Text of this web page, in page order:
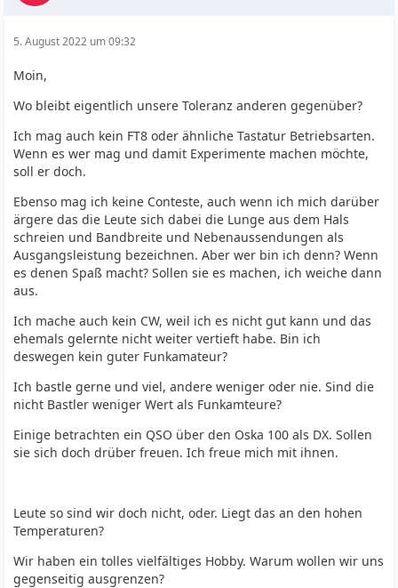
5. August 2022 um 09:32
Moin,
Wo bleibt eigentlich unsere Toleranz anderen gegenüber?
Ich mag auch kein FT8 oder ähnliche Tastatur Betriebsarten.
Wenn es wer mag und damit Experimente machen möchte,
soll er doch.
Ebenso mag ich keine Conteste, auch wenn ich mich darüber
ärgere das die Leute sich dabei die Lunge aus dem Hals
schreien und Bandbreite und Nebenaussendungen als
Ausgangsleistung bezeichnen. Aber wer bin ich denn? Wenn
es denen Spaß macht? Sollen sie es machen, ich weiche dann
aus.
Ich mache auch kein CW, weil ich es nicht gut kann und das
ehemals gelernte nicht weiter vertieft habe. Bin ich
deswegen kein guter Funkamateur?
Ich bastle gerne und viel, andere weniger oder nie. Sind die
nicht Bastler weniger Wert als Funkamteure?
Einige betrachten ein QSO über den Oska 100 als DX. Sollen
sie sich doch drüber freuen. Ich freue mich mit ihnen.
Leute so sind wir doch nicht, oder. Liegt das an den hohen
Temperaturen?
Wir haben ein tolles vielfältiges Hobby. Warum wollen wir uns
gegenseitig ausgrenzen?